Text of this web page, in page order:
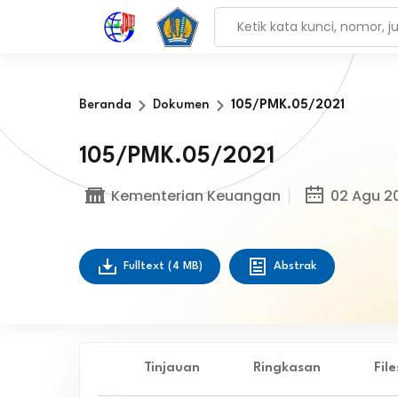
Beranda Dokumen 105/PMK.05/2021
105/PMK.05/2021
Kementerian Keuangan 02 Agu
Fulltext (4 MB) Abstrak
Tinjauan Ringkasan